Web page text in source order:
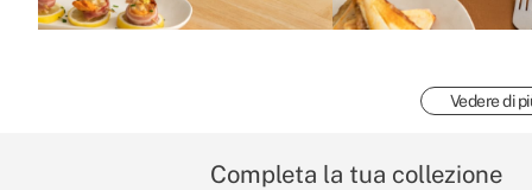
Vedere di
Completa la tua collezione